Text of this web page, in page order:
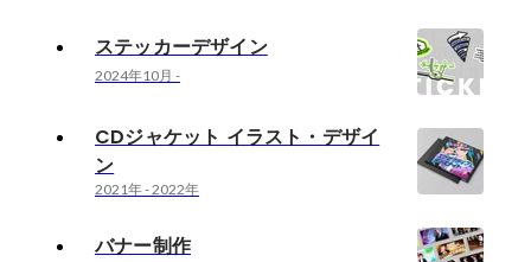
ステッカーデザイン
2024年10月 -
CDジャケット イラスト・デザイ
ン
2021年-2022年
バナー制作